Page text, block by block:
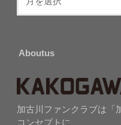
Aboutus
加古川ファンクラブは「
コンセプトに、